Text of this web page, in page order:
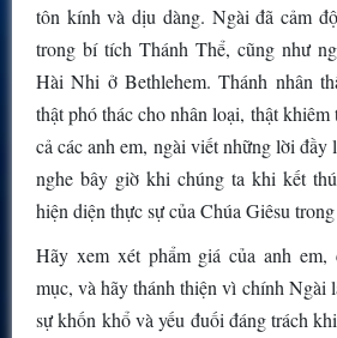
tôn kính và dịu dàng. Ngài đã cảm
trong bí tích Thánh Thể, cũng như
Hài Nhi ở Bethlehem. Thánh nhân
thật phó thác cho nhân loại, thật
cả các anh em, ngài viết những lời đầy
nghe bây giờ khi chúng ta khi kết
hiện diện thực sự của Chúa Giêsu
Hãy xem xét phẩm giá của anh em,
mục, và hãy thánh thiện vì chính
sự khốn khổ và yếu đuối đáng trách